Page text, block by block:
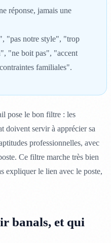
réponse, jamais une
"pas notre style", "trop
"ne boit pas", "accent
familiales".
pose le bon filtre : les
doivent servir à apprécier sa
professionnelles, avec
Ce filtre marche très bien
expliquer le lien avec le poste,
banals, et qui